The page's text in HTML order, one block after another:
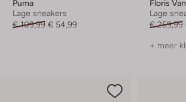
Puma
Lage sneakers
€ 109,99 € 54,99
Floris
Lage
€ 259,99
+ meer